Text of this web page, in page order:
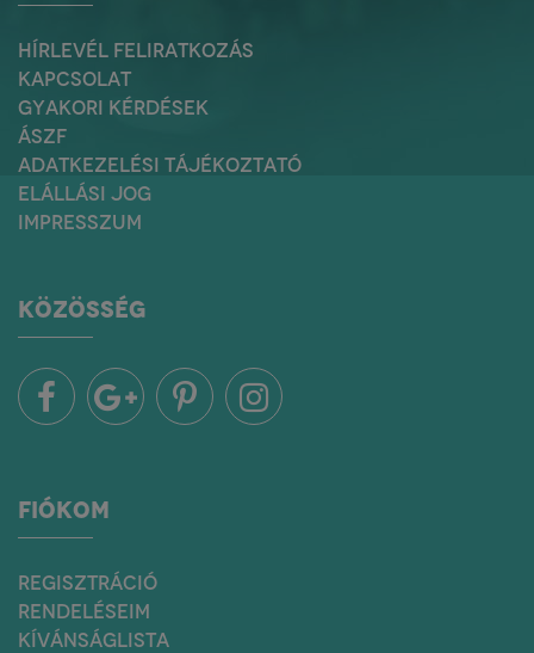
HÍRLEVÉL FELIRATKOZÁS
KAPCSOLAT
GYAKORI KÉRDÉSEK
ÁSZF
ADATKEZELÉSI TÁJÉKOZTATÓ
ELÁLLÁSI JOG
IMPRESSZUM
KÖZÖSSÉG
FIÓKOM
REGISZTRÁCIÓ
RENDELÉSEIM
KÍVÁNSÁGLISTA